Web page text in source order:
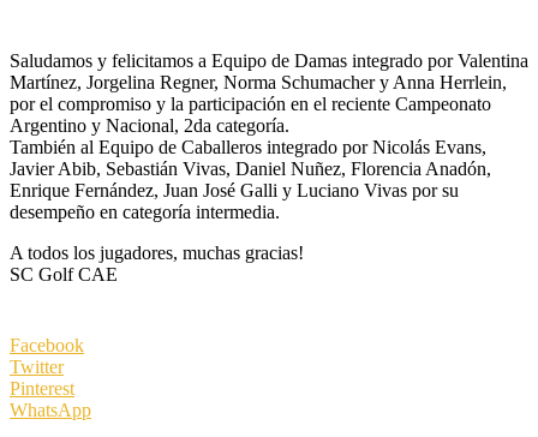
Saludamos y felicitamos a Equipo de Damas integrado por Valentina
Martínez, Jorgelina Regner, Norma Schumacher y Anna Herrlein,
por el compromiso y la participación en el reciente Campeonato
Argentino y Nacional, 2da categoría.
También al Equipo de Caballeros integrado por Nicolás Evans,
Javier Abib, Sebastián Vivas, Daniel Nuñez, Florencia Anadón,
Enrique Fernández, Juan José Galli y Luciano Vivas por su
desempeño en categoría intermedia.
A todos los jugadores, muchas gracias!
SC Golf CAE
Facebook
Twitter
Pinterest
WhatsApp